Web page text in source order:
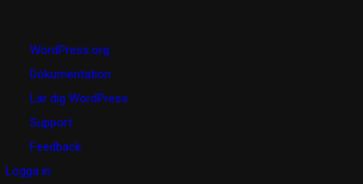
WordPress
WordPress.org
Dokumentation
Lär dig WordPress
Support
Feedback
Logga in